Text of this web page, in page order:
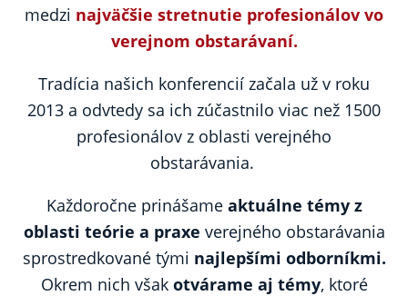
medzi najväčšie stretnutie profesionálov vo
verejnom obstarávaní.
Tradícia našich konferencií začala už v roku
2013 a odvtedy sa ich zúčastnilo viac než 1500
profesionálov z oblasti verejného
obstarávania.
Každoročne prinášame aktuálne témy z
oblasti teórie a praxe verejného obstarávania
sprostredkované tými najlepšími odborníkmi.
Okrem nich však otvárame aj témy, ktoré